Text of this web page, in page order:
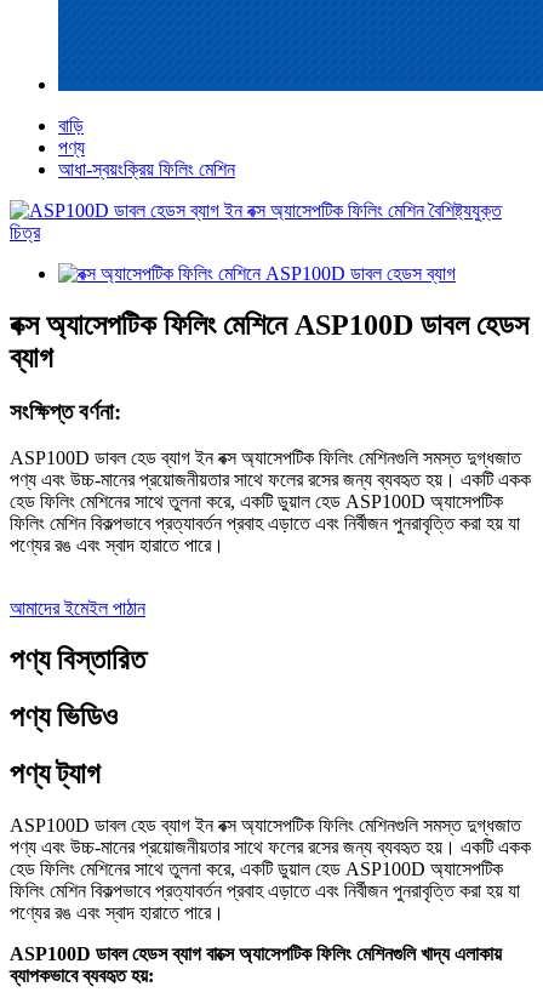
বাড়ি
পণ্য
আধা-স্বয়ংক্রিয় ফিলিং মেশিন
বক্স অ্যাসেপটিক ফিলিং মেশিনে ASP100D ডাবল হেডস
ব্যাগ
সংক্ষিপ্ত বর্ণনা:
ASP100D ডাবল হেড ব্যাগ ইন বক্স অ্যাসেপটিক ফিলিং মেশিনগুলি সমস্ত দুগ্ধজাত
পণ্য এবং উচ্চ-মানের প্রয়োজনীয়তার সাথে ফলের রসের জন্য ব্যবহৃত হয়। একটি একক
হেড ফিলিং মেশিনের সাথে তুলনা করে, একটি ডুয়াল হেড ASP100D অ্যাসেপটিক
ফিলিং মেশিন বিকল্পভাবে প্রত্যাবর্তন প্রবাহ এড়াতে এবং নির্বীজন পুনরাবৃত্তি করা হয় যা
পণ্যের রঙ এবং স্বাদ হারাতে পারে।
আমাদের ইমেইল পাঠান
পণ্য বিস্তারিত
পণ্য ভিডিও
পণ্য ট্যাগ
ASP100D ডাবল হেড ব্যাগ ইন বক্স অ্যাসেপটিক ফিলিং মেশিনগুলি সমস্ত দুগ্ধজাত
পণ্য এবং উচ্চ-মানের প্রয়োজনীয়তার সাথে ফলের রসের জন্য ব্যবহৃত হয়। একটি একক
হেড ফিলিং মেশিনের সাথে তুলনা করে, একটি ডুয়াল হেড ASP100D অ্যাসেপটিক
ফিলিং মেশিন বিকল্পভাবে প্রত্যাবর্তন প্রবাহ এড়াতে এবং নির্বীজন পুনরাবৃত্তি করা হয় যা
পণ্যের রঙ এবং স্বাদ হারাতে পারে।
ASP100D ডাবল হেডস ব্যাগ বাক্সে অ্যাসেপটিক ফিলিং মেশিনগুলি খাদ্য এলাকায়
ব্যাপকভাবে ব্যবহৃত হয়: